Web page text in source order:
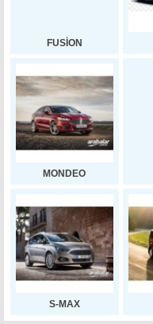
FUSİON
MONDEO
S-MAX